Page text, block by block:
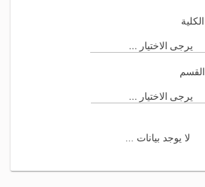
الكلية
يرجى الاختيار ...
القسم
يرجى الاختيار ...
لا يوجد بيانات ...